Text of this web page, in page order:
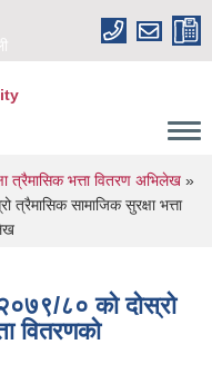
त्रैमासिक भत्ता वितरण अभिलेख »
सामाजिक सुरक्षा भत्ता
८० को दोस्रो
वितरणको